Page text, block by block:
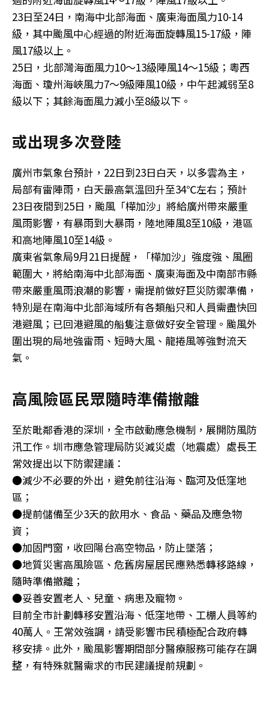
23日至24日，南海中北部海面、廣東海面風力10-14
級，其中颱風中心經過的附近海面旋轉風15-17級，陣
風17級以上。
25日，北部灣海面風力10～13級陣風14～15級；粵西
海面、瓊州海峽風力7～9級陣風10級，中午起減弱至8
級以下；其餘海面風力減小至8級以下。
或出現多次登陸
廣州市氣象台預計，22日到23日白天，以多雲為主，
局部有雷陣雨，白天最高氣溫回升至34℃左右；預計
23日夜間到25日，颱風「樺加沙」將給廣州帶來嚴重
風雨影響，有暴雨到大暴雨，陸地陣風8至10級，港區
和高地陣風10至14級。
廣東省氣象局9月21日提醒，「樺加沙」強度強、風圈
範圍大，將給南海中北部海面、廣東海面及中南部市縣
帶來嚴重風雨浪潮的影響，需提前做好巨災防禦準備，
特別是在南海中北部海域所有各類船只和人員需盡快回
港避風；已回港避風的船隻注意做好安全管理。颱風外
圍出現的局地強雷雨、短時大風、龍捲風等強對流天
氣。
高風險區民眾隨時準備撤離
至於毗鄰香港的深圳，全市啟動應急機制，展開防風防
汛工作。圳市應急管理局防災減災處（地震處）處長王
常效提出以下防禦建議：
●減少不必要的外出，避免前往沿海、臨河及低窪地
區；
●提前儲備至少3天的飲用水、食品、藥品及應急物
資；
●加固門窗，收回陽台高空物品，防止墜落；
●地質災害高風險區、危舊房屋居民應熟悉轉移路線，
隨時準備撤離；
●妥善安置老人、兒童、病患及寵物。
目前全市計劃轉移安置沿海、低窪地帶、工棚人員等約
40萬人。王常效強調，請受影響市民積極配合政府轉
移安排。此外，颱風影響期間部分醫療服務可能存在調
整，有特殊就醫需求的市民建議提前規劃。